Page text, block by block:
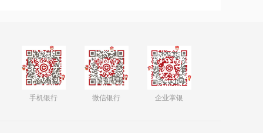
手机银行 微信银行 企业掌银